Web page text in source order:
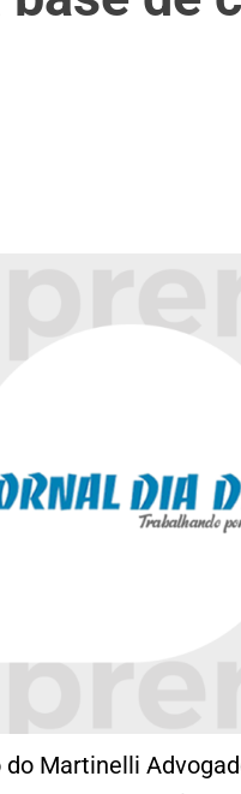
Martinelli